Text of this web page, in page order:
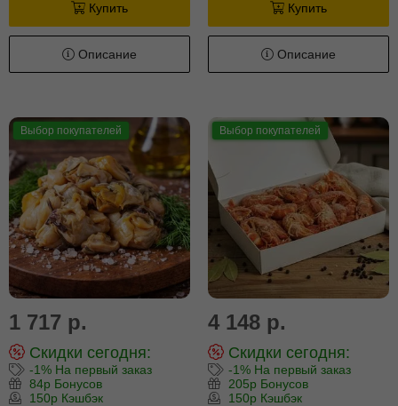
Купить
Описание
Купить
Описание
Выбор покупателей
1 717 р.
Скидки сегодня:
-1% На первый заказ
84р Бонусов
150р Кэшбэк
Выбор покупателей
4 148 р.
Скидки сегодня:
-1% На первый заказ
205р Бонусов
150р Кэшбэк